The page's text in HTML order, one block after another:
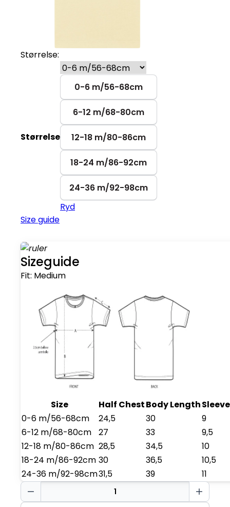
Størrelse:
Størrelse
0-6 m/56-68cm
6-12 m/68-80cm
12-18 m/80-86cm
18-24 m/86-92cm
24-36 m/92-98cm
Ryd
Size guide
Sizeguide
Fit: Medium
Size Half ChestBody Length
0-6 m/56-68cm
24,5 30
9
6-12 m/68-80cm
27 33
9,5
12-18 m/80-86cm 28,5 34,5
10
18-24 m/86-92cm 30 36,5
10,5
24-36 m/92-98cm31,5 39
11
Baby
T-